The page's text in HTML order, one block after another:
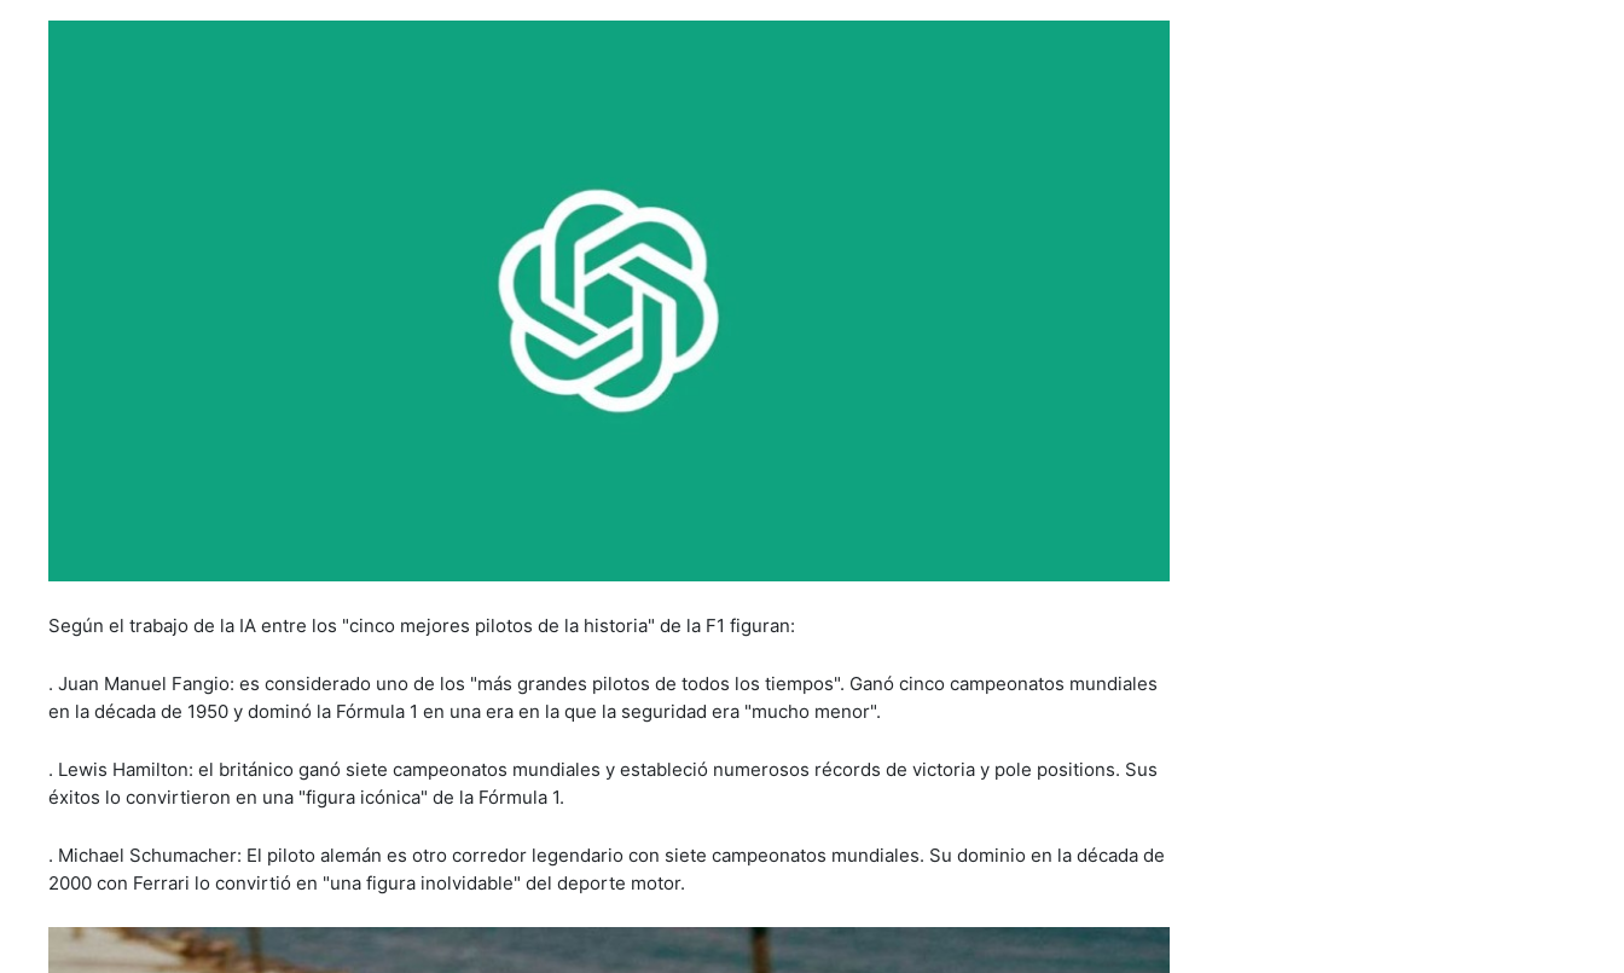
Según el trabajo de la IA entre los "cinco mejores pilotos de la historia" de la F1 figuran:
. Juan Manuel Fangio: es considerado uno de los "más grandes pilotos de todos los tiempos". Ganó cinco campeonatos mundiales
en la década de 1950 y dominó la Fórmula 1 en una era en la que la seguridad era "mucho menor".
. Lewis Hamilton: el británico ganó siete campeonatos mundiales y estableció numerosos récords de victoria y pole positions. Sus
éxitos lo convirtieron en una "figura icónica" de la Fórmula 1.
. Michael Schumacher: El piloto alemán es otro corredor legendario con siete campeonatos mundiales. Su dominio en la década de
2000 con Ferrari lo convirtió en "una figura inolvidable" del deporte motor.